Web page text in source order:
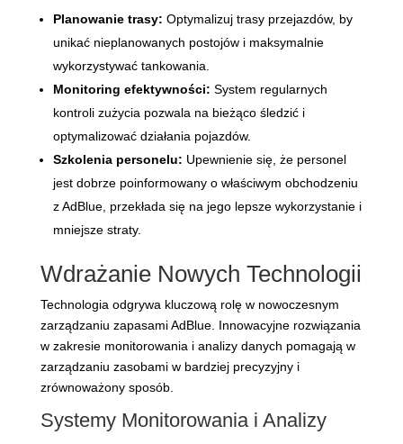
Planowanie trasy: Optymalizuj trasy przejazdów, by
unikać nieplanowanych postojów i maksymalnie
wykorzystywać tankowania.
Monitoring efektywności: System regularnych
kontroli zużycia pozwala na bieżąco śledzić i
optymalizować działania pojazdów.
Szkolenia personelu: Upewnienie się, że personel
jest dobrze poinformowany o właściwym obchodzeniu
z AdBlue, przekłada się na jego lepsze wykorzystanie i
mniejsze straty.
Wdrażanie Nowych Technologii
Technologia odgrywa kluczową rolę w nowoczesnym
zarządzaniu zapasami AdBlue. Innowacyjne rozwiązania
w zakresie monitorowania i analizy danych pomagają w
zarządzaniu zasobami w bardziej precyzyjny i
zrównoważony sposób.
Systemy Monitorowania i Analizy